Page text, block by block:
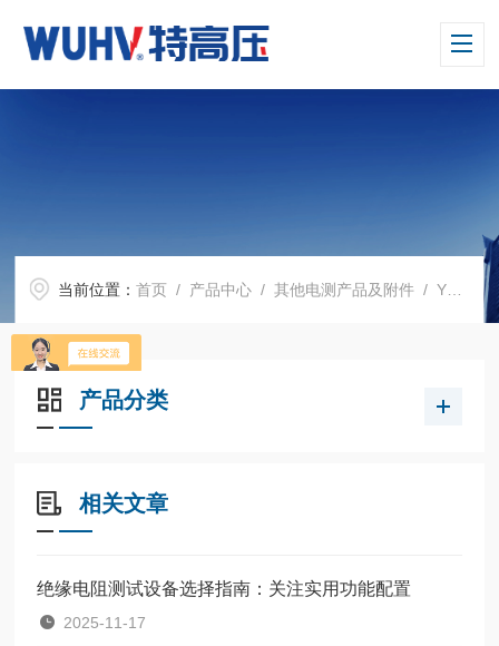
当前位置：首页 / 产品中心 /其他电测产品及附件 /YDQ-2 交流高压声光验电器
产品分类
相关文章
绝缘电阻测试设备选择指南：关注实用功能配置
2025-11-17